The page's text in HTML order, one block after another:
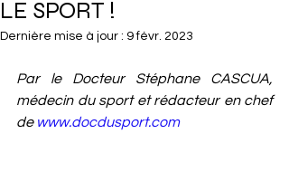
LE SPORT !
Dernière mise à jour : 9 févr. 2023
Par le Docteur Stéphane CASCUA,
médecin du sport et rédacteur en chef
de www.docdusport.com